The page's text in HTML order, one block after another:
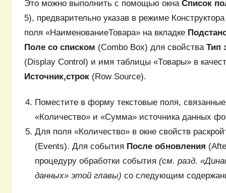
Это можно выполнить с помощью окна Список
5), предварительно указав в режиме
поля «НаименованиеТовара» на вкладке
Поле со списком (Combo Box) для свойства Тип
(Display Control) и имя таблицы «Товары» в
Источник,строк (Row Source).
Поместите в форму текстовые поля,
«Количество» и «Сумма» источника данных
Для поля «Количество» в окне свойств
(Events). Для события После обновления
процедуру обработки события(см. разд.
данных» этой главы)со следующим